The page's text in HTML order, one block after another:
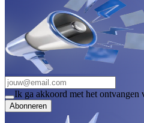
Ik ga akkoord met het ontvangen
Abonneren